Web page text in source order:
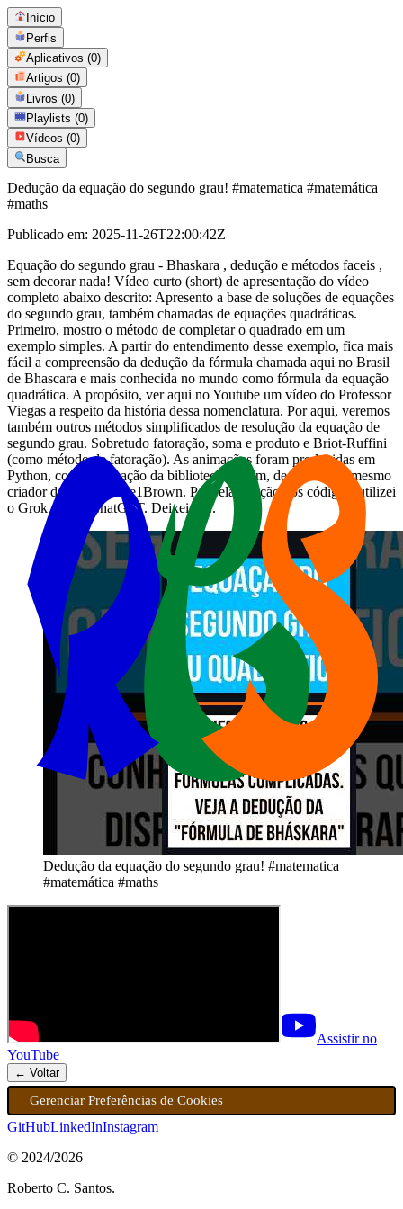
Início
Perfis
Aplicativos (0)
Artigos (0)
Livros (0)
Playlists (0)
Vídeos (0)
Busca
Dedução da equação do segundo grau! #matematica #matemática
#maths
Publicado em: 2025-11-26T22:00:42Z
Equação do segundo grau - Bhaskara , dedução e métodos faceis ,
sem decorar nada! Vídeo curto (short) de apresentação do vídeo
completo abaixo descrito: Apresento a base de soluções de equações
do segundo grau, também chamadas de equações quadráticas.
Primeiro, mostro o método de completar o quadrado em um
exemplo simples. A partir do entendimento desse exemplo, fica mais
fácil a compreensão da dedução da fórmula chamada aqui no Brasil
de Bhascara e mais conhecida no mundo como fórmula da equação
quadrática. A propósito, ver aqui no Youtube um vídeo do Professor
Viegas a respeito da história dessa nomenclatura. Por aqui, veremos
também outros métodos simplificados de resolução da equação de
segundo grau. Sobretudo fatoração, soma e produto e Briot-Ruffini
(como método de fatoração). As animações foram produzidas em
Python, com a utilização da biblioteca Manim, de autoria do mesmo
criador do canal 3Blue1Brown. Para elaboração dos códigos, utilizei
o Grok AI e o ChatGPT. Deixei os...
Dedução da equação do segundo grau! #matematica
#matemática #maths
Assistir no
YouTube
← Voltar
Gerenciar Preferências de Cookies
GitHubLinkedInInstagram
© 2024/2026
Roberto C. Santos.